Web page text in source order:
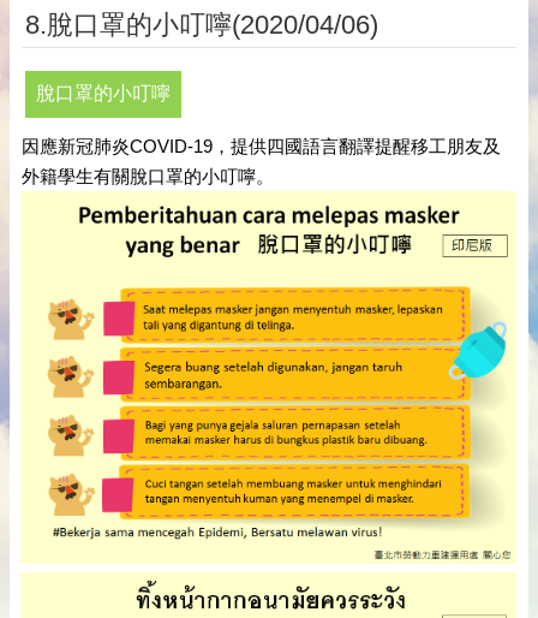
8.脫口罩的小叮嚀(2020/04/06)
脫口罩的小叮嚀
因應新冠肺炎COVID-19，提供四國語言翻譯提醒移工朋友及
外籍學生有關脫口罩的小叮嚀。